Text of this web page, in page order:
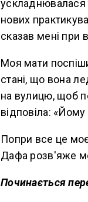
ускладнювалася
нових
сказав мені при
Моя мати
стані, що вона
на вулицю, щоб
відповіла:
Попри все це
Дафа розв'яже
Починається